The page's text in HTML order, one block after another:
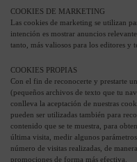
COOKIES DE MARKETING
Las cookies de marketing se utilizan
intención es mostrar anuncios
tanto, más valiosos para los editores y
COOKIES PROPIAS
Con el fin de reconocerte y prestarte
(pequeños archivos de texto que tu
conlleva la aceptación de nuestras
pueden ser utilizadas también para
contenido que se te muestra, para
última visita, medir algunos
número de visitas realizadas, de
promociones de forma más efectiva.